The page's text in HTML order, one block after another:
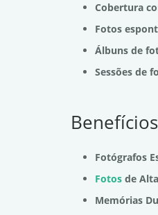
Cobertura
Fotos
Álbuns de
Sessões de
Fotógrafos
Fotos de
Memórias